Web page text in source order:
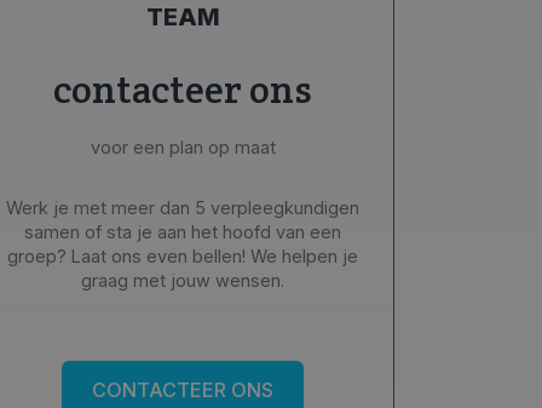
TEAM
contacteer ons
voor een plan op maat
Werk je met meer dan 5 verpleegkundigen
samen of sta je aan het hoofd van een
groep? Laat ons even bellen! We helpen je
graag met jouw wensen.
CONTACTEER ONS